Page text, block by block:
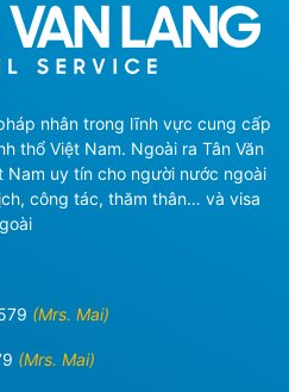
nhân trong lĩnh vực cung cấp
thổ Việt Nam. Ngoài ra Tân Văn
Nam uy tín cho người nước ngoài
công tác, thăm thân… và visa
(Mrs. Mai)
(Mrs. Mai)